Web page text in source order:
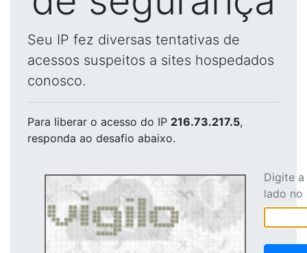
Seu IP fez diversas tentativas de
acessos suspeitos a sites hospedados
conosco.
Para liberar o acesso do IP 216.73.217.5,
responda ao desafio abaixo.
Digite
lado no